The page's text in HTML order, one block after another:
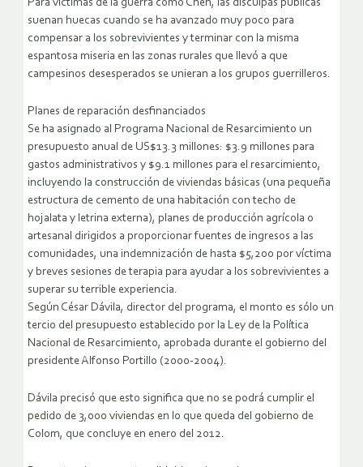
Para víctimas de la guerra como Chen, las disculpas públicas
suenan huecas cuando se ha avanzado muy poco para
compensar a los sobrevivientes y terminar con la misma
espantosa miseria en las zonas rurales que llevó a que
campesinos desesperados se unieran a los grupos guerrilleros.
Planes de reparación desfinanciados
Se ha asignado al Programa Nacional de Resarcimiento un
presupuesto anual de US$13.3 millones: $3.9 millones para
gastos administrativos y $9.1 millones para el resarcimiento,
incluyendo la construcción de viviendas básicas (una pequeña
estructura de cemento de una habitación con techo de
hojalata y letrina externa), planes de producción agrícola o
artesanal dirigidos a proporcionar fuentes de ingresos a las
comunidades, una indemnización de hasta $5,200 por víctima
y breves sesiones de terapia para ayudar a los sobrevivientes a
superar su terrible experiencia.
Según César Dávila, director del programa, el monto es sólo un
tercio del presupuesto establecido por la Ley de la Política
Nacional de Resarcimiento, aprobada durante el gobierno del
presidente Alfonso Portillo (2000-2004).
Dávila precisó que esto significa que no se podrá cumplir el
pedido de 3,000 viviendas en lo que queda del gobierno de
Colom, que concluye en enero del 2012.